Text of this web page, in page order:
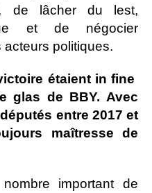
de lâcher du lest,
et de négocier
politiques.
étaient in fine
glas de BBY. Avec
entre 2017 et
maîtresse de
important de